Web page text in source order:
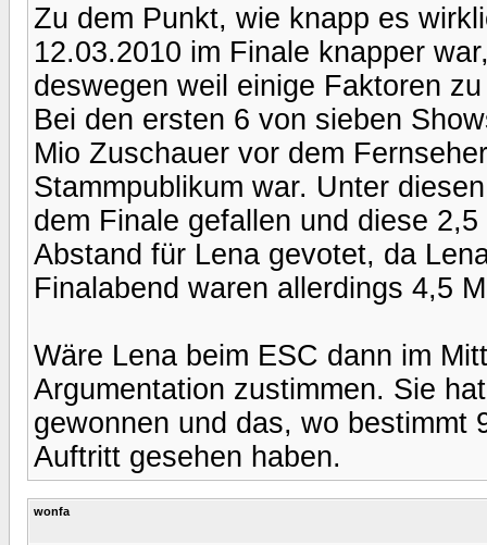
Zu dem Punkt, wie knapp es
12.03.2010 im Finale knapper
deswegen weil einige Faktoren
Bei den ersten 6 von sieben
Mio Zuschauer vor dem
Stammpublikum war. Unter
dem Finale gefallen und diese
Abstand für Lena gevotet, da
Finalabend waren allerdings 4,5
Wäre Lena beim ESC dann im
Argumentation zustimmen. Sie
gewonnen und das, wo bestimmt
Auftritt gesehen haben.
wonfa